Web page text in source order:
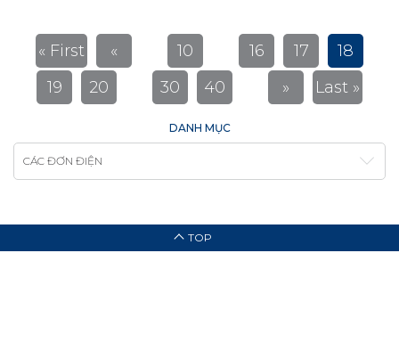
« First « 10 16 17
18
19
20 30 40 » Last »
DANH MỤC
CÁC ĐƠN ĐIỆN
TOP